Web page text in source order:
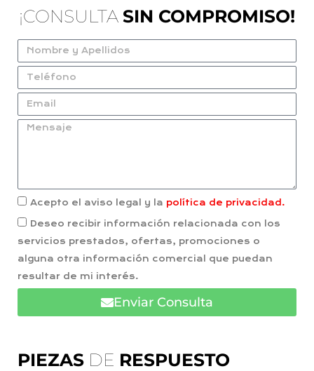
PIEZAS DE RESPUESTO
¡CONSULTA SIN COMPROMISO!
Acepto el aviso legal y la política de privacidad.
Deseo recibir información relacionada con los
servicios prestados, ofertas, promociones o
alguna otra información comercial que puedan
resultar de mi interés.
Enviar Consulta